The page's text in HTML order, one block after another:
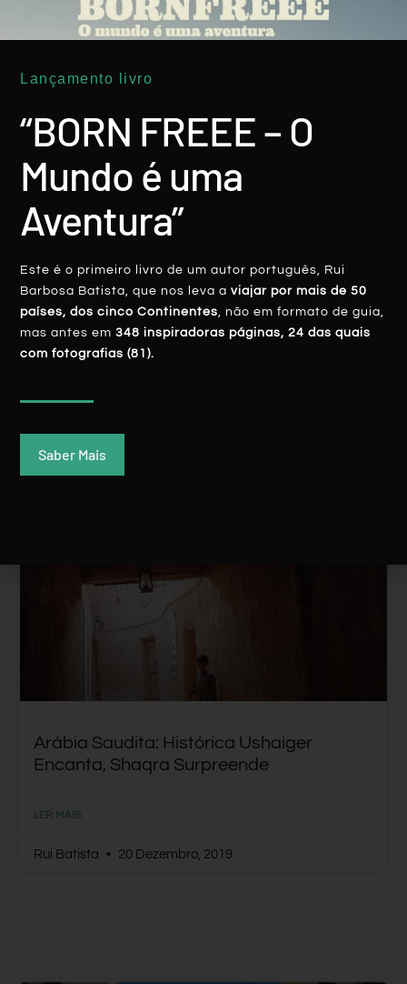
ARÁBIA SAUDITA: Quando Um Sumo De
Fruta Se ‘transforma’ Em Lágrimas
LER MAIS
Arábia Saudita: Histórica Ushaiger
Encanta, Shaqra Surpreende
LER MAIS
Rui Batista 20 Dezembro, 2019
Lançamento livro
“BORN FREEE – O
Mundo é uma
Aventura”
Este é o primeiro livro de um autor português, Rui
Barbosa Batista, que nos leva aviajar por mais de 50
países, dos cinco Continentes, não em formato de guia,
mas antes em348 inspiradoras páginas, 24 das quais
com fotografias (81).
Saber Mais